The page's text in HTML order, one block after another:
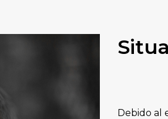
Debido al